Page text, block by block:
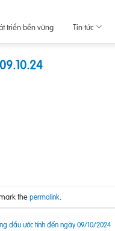
triển bền vững Tin tức
thepermalink.
dầu ước tính đến ngày 09/10/2024